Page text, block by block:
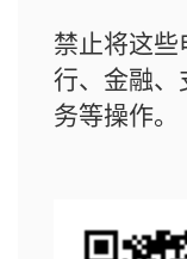
禁止将这
行、金融、
务等操作。